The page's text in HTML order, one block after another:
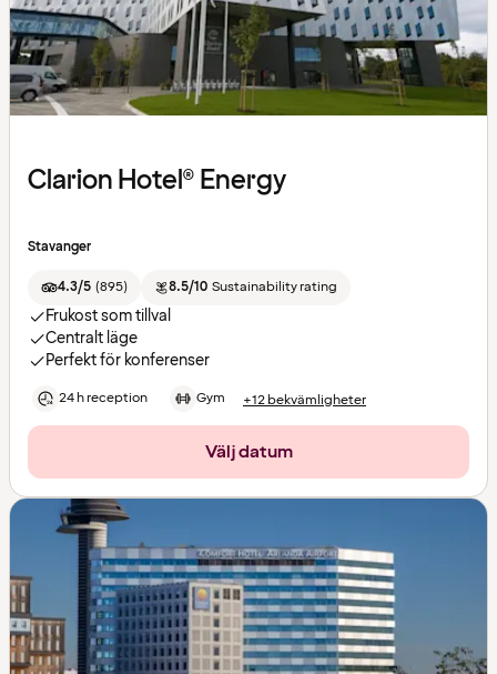
Clarion Hotel® Energy
Stavanger
4.3/5 (895) 8.5/10 Sustainability rating
Frukost som tillval
Centralt läge
Perfekt för konferenser
24 h reception Gym +12 bekvämligheter
Välj datum